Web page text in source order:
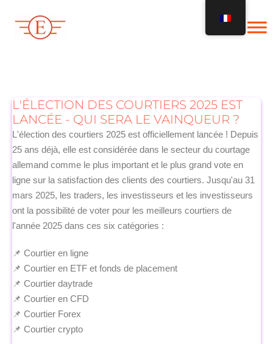
content
L'ÉLECTION DES COURTIERS 2025 EST
LANCÉE - QUI SERA LE VAINQUEUR ?
L'élection des courtiers 2025 est officiellement lancée ! Depuis
25 ans déjà, elle est considérée dans le secteur du courtage
allemand comme le plus important et le plus grand vote en
ligne sur la satisfaction des clients des courtiers. Jusqu'au 31
mars 2025, les traders, les investisseurs et les investisseurs
ont la possibilité de voter pour les meilleurs courtiers de
l'année 2025 dans ces six catégories :
📌 Courtier en ligne
📌 Courtier en ETF et fonds de placement
📌 Courtier daytrade
📌 Courtier en CFD
📌 Courtier Forex
📌 Courtier crypto